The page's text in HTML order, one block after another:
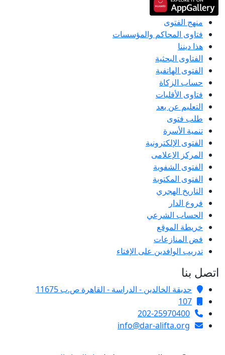
منهج الفتوى
فتاوى المحاكم والمؤسسات
هذا ديننا
الفتاوى البحثية
الفتوى الهاتفية
حساب الزكاة
فتاوى الأقليات
التعليم عن بعد
طلب فتوى
تنمية الأسرة
الفتوى الإلكترونية
المركز الإعلامى
الفتوى الشفوية
الفتوى المكتوبة
التاريخ الهجري
فروع الدار
الحساب الشرعي
خريطة الموقع
فض المنازعات
تدريب الوافدين على الإفتاء
اتصل بنا
حديقة الخالدين - الدراسة - القاهرة ص.ب 11675
107
202-25970400
info@dar-alifta.org